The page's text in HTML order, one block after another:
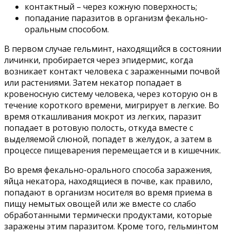
контактный – через кожную поверхность;
попадание паразитов в организм фекально-
оральным способом.
В первом случае гельминт, находящийся в состоянии
личинки, пробирается через эпидермис, когда
возникает контакт человека с зараженными почвой
или растениями. Затем некатор попадает в
кровеносную систему человека, через которую он в
течение короткого времени, мигрирует в легкие. Во
время откашливания мокрот из легких, паразит
попадает в ротовую полость, откуда вместе с
выделяемой слюной, попадет в желудок, а затем в
процессе пищеварения перемещается и в кишечник.
Во время фекально-орального способа заражения,
яйца некатора, находящиеся в почве, как правило,
попадают в организм носителя во время приема в
пищу немытых овощей или же вместе со слабо
обработанными термически продуктами, которые
заражены этим паразитом. Кроме того, гельминтом